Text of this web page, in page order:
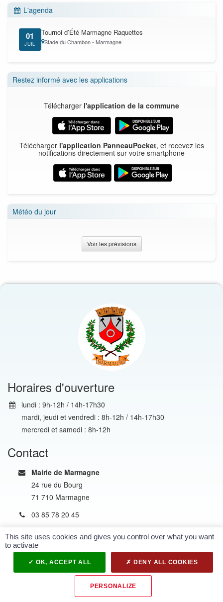
L'agenda
01
JUIL
Tournoi d’Été Marmagne Raquettes
Stade du Chambon - Marmagne
Restez informé avec les applications
Télécharger l'application de la commune
Télécharger l'application PanneauPocket, et recevez les
notifications directement sur votre smartphone
Météo du jour
Voir les prévisions
Horaires d'ouverture
lundi : 9h-12h / 14h-17h30
mardi, jeudi et vendredi : 8h-12h / 14h-17h30
mercredi et samedi : 8h-12h
Contact
Mairie de Marmagne
24 rue du Bourg
71 710 Marmagne
03 85 78 20 45
PLAN DU SITE
MENTIONS LÉGALES
Made with
This site uses cookies and gives you control over what you want
to activate
OK, ACCEPT ALL DENY ALL COOKIES
PERSONALIZE